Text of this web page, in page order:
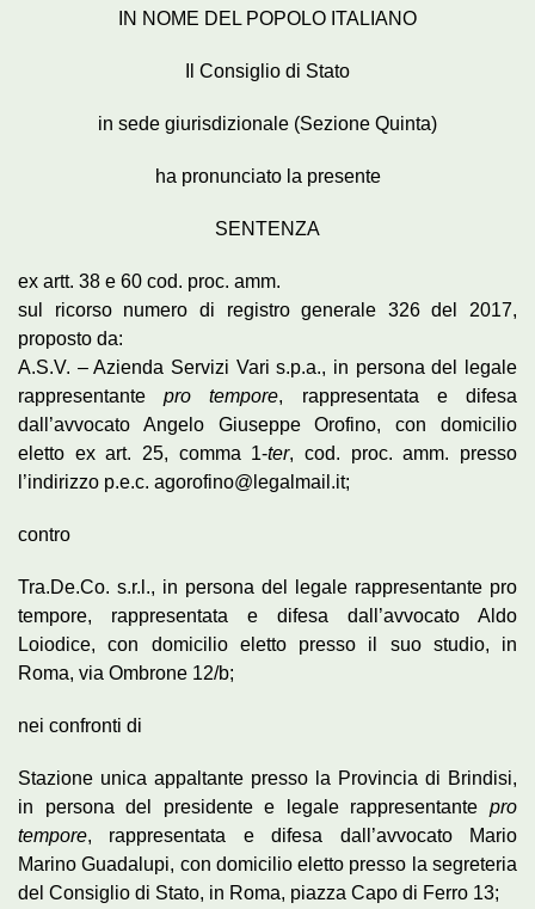
IN NOME DEL POPOLO ITALIANO
Il Consiglio di Stato
in sede giurisdizionale (Sezione Quinta)
ha pronunciato la presente
SENTENZA
ex artt. 38 e 60 cod. proc. amm.
sul ricorso numero di registro generale 326 del 2017,
proposto da:
A.S.V. – Azienda Servizi Vari s.p.a., in persona del legale
rappresentantepro tempore, rappresentata e difesa
dall’avvocato Angelo Giuseppe Orofino, con domicilio
eletto ex art. 25, comma 1-ter, cod. proc. amm. presso
l’indirizzo p.e.c. agorofino@legalmail.it;
contro
Tra.De.Co. s.r.l., in persona del legale rappresentante pro
tempore, rappresentata e difesa dall’avvocato Aldo
Loiodice, con domicilio eletto presso il suo studio, in
Roma, via Ombrone 12/b;
nei confronti di
Stazione unica appaltante presso la Provincia di Brindisi,
in persona del presidente e legale rappresentante pro
tempore, rappresentata e difesa dall’avvocato Mario
Marino Guadalupi, con domicilio eletto presso la segreteria
del Consiglio di Stato, in Roma, piazza Capo di Ferro 13;